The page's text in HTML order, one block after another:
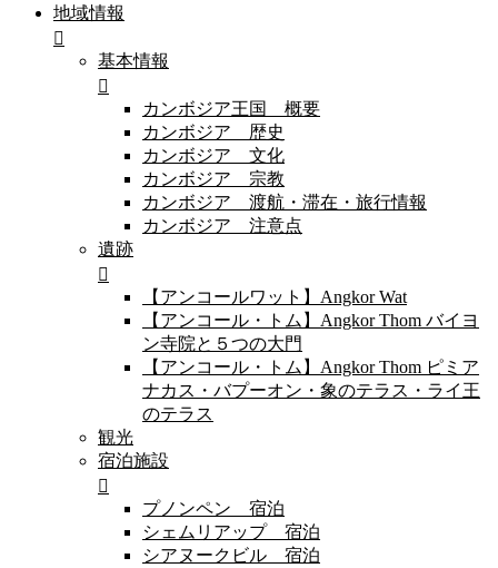
地域情報
基本情報
カンボジア王国 概要
カンボジア 歴史
カンボジア 文化
カンボジア 宗教
カンボジア 渡航・滞在・旅行情報
カンボジア 注意点
遺跡
【アンコールワット】Angkor Wat
【アンコール・トム】Angkor Thom バイヨ
ン寺院と５つの大門
【アンコール・トム】Angkor Thom ピミア
ナカス・バプーオン・象のテラス・ライ王
のテラス
観光
宿泊施設
プノンペン 宿泊
シェムリアップ 宿泊
シアヌークビル 宿泊